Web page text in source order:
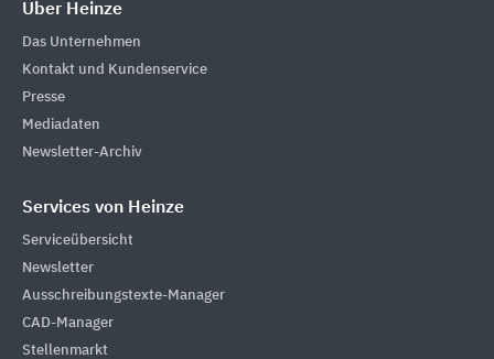
Über Heinze
Das Unternehmen
Kontakt und Kundenservice
Presse
Mediadaten
Newsletter-Archiv
Services von Heinze
Serviceübersicht
Newsletter
Ausschreibungstexte-Manager
CAD-Manager
Stellenmarkt